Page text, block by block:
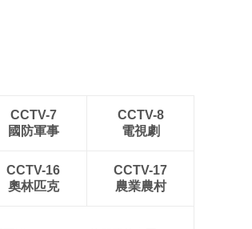
CCTV-7
國防軍事
CCTV-8
電視劇
CCTV-16
奧林匹克
CCTV-17
農業農村